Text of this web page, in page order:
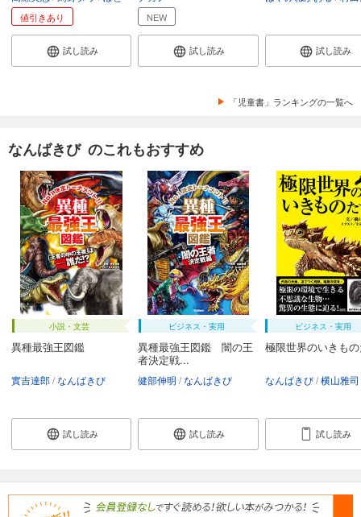
値引きあり
試し読み
NEW
試し読み 試し読み
「児童書」ランキングの一覧へ
なんばきび のこれもおすすめ
小説・文芸
異種最強王図鑑
實吉達郎 なんばきび
試し読み
ビジネス・実用
異種最強王図鑑 闇の王
者決定戦...
健部伸明 なんばきび
試し読み
ビジネス・実用
極限世界のいきも
なんばきび 横山雅司
試し読み